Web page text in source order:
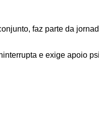
faz parte da
e exige apoio